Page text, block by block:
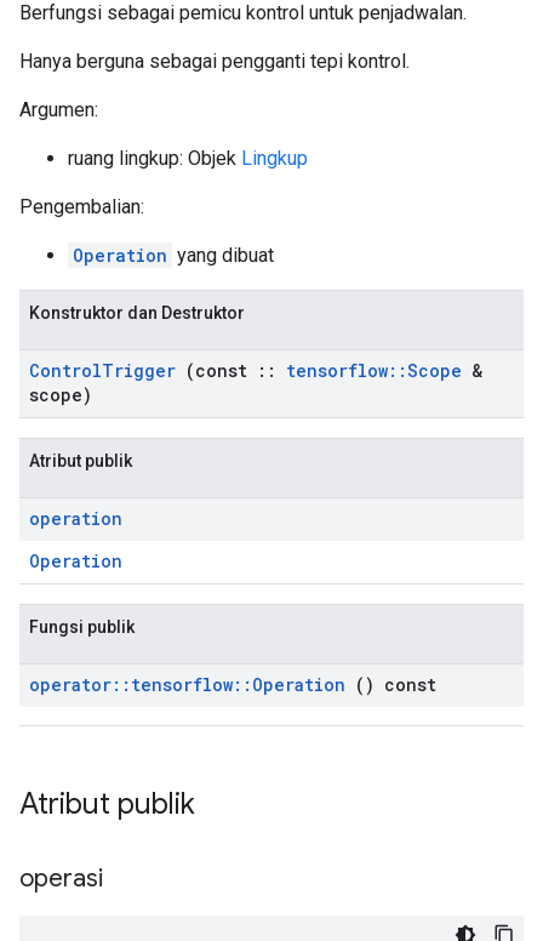
Berfungsi sebagai pemicu kontrol untuk penjadwalan.
Hanya berguna sebagai pengganti tepi kontrol.
Argumen:
ruang lingkup: Objek Lingkup
Pengembalian:
Operation yang dibuat
Konstruktor dan Destruktor
ControlTrigger (const :: tensorflow::Scope &
scope)
Atribut publik
operation
Operation
Fungsi publik
operator:: tensorflow:: Operation () const
Atribut publik
operasi